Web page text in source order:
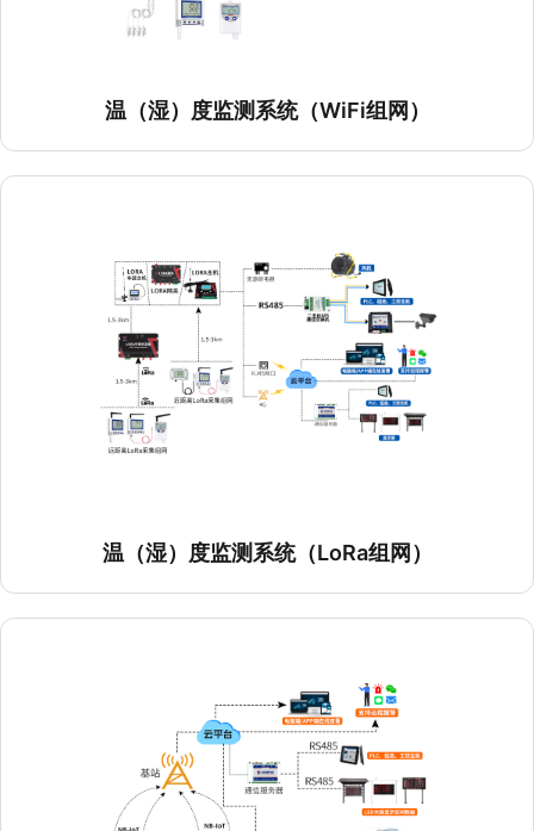
温（湿）度监测系统（NB组网）
电缆沟温湿度在线监测系统